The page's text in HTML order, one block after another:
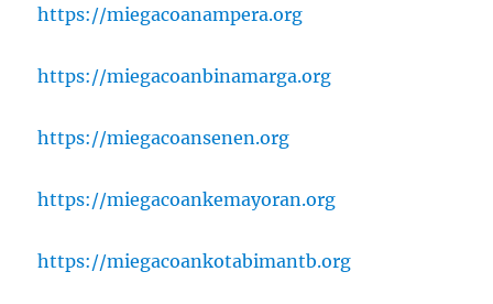
https://miegacoanampera.org
https://miegacoanbinamarga.org
https://miegacoansenen.org
https://miegacoankemayoran.org
https://miegacoankotabimantb.org